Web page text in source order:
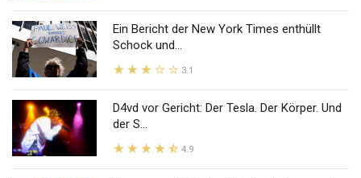
Ein Bericht der New York Times enthüllt
Schock und...
3.1
D4vd vor Gericht: Der Tesla. Der Körper. Und
der S...
4.9